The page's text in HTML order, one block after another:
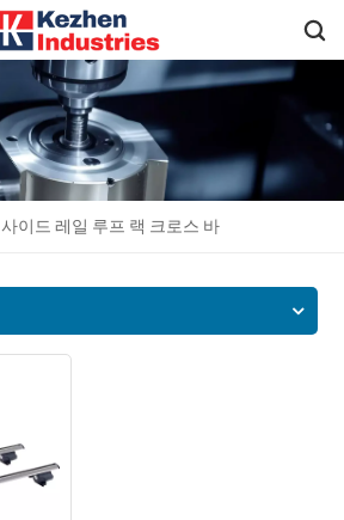
빠른 견적 받기
사이드 레일 루프 랙 크로스 바